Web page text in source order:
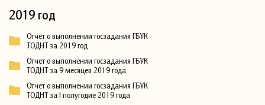
2019 год
Отчет о выполнении госзадания ГБУК
ТОДНТ за 2019 год
Отчет о выполнении госзадания ГБУК
ТОДНТ за 9 месяцев 2019 года
Отчет о выполнении госзадания ГБУК
ТОДНТ за I полугодие 2019 года